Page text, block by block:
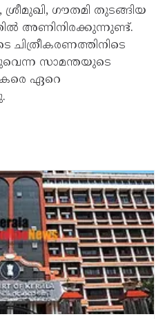
ശ്രീമുഖി, ഗൗതമി തുടങ്ങിയ
അണിനിരക്കുന്നുണ്ട്.
സാമന്തയുടെ
ഏറെ